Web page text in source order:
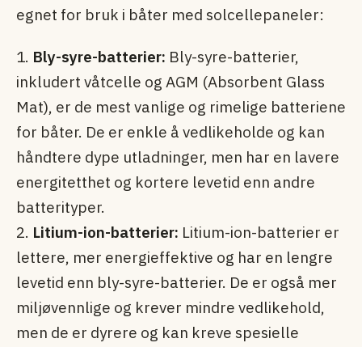
egnet for bruk i båter med solcellepaneler:
1. Bly-syre-batterier: Bly-syre-batterier,
inkludert våtcelle og AGM (Absorbent Glass
Mat), er de mest vanlige og rimelige batteriene
for båter. De er enkle å vedlikeholde og kan
håndtere dype utladninger, men har en lavere
energitetthet og kortere levetid enn andre
batterityper.
2. Litium-ion-batterier: Litium-ion-batterier er
lettere, mer energieffektive og har en lengre
levetid enn bly-syre-batterier. De er også mer
miljøvennlige og krever mindre vedlikehold,
men de er dyrere og kan kreve spesielle